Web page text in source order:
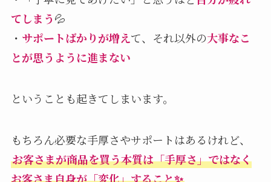
てしまう💦
・ サポートばかりが増えて、それ以外の大事なこ
とが思うように進まない
ということも起きてしまいます。
もちろん必要な手厚さやサポートはあるけれど、
お客さまが商品を買う本質は「手厚さ」ではなく
お客さま自身が「変化」すること✨️